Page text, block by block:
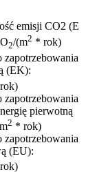
emisji CO2 (E
2/(m2 * rok)
zapotrzebowania
(EK):
zapotrzebowania
pierwotną
2 * rok)
zapotrzebowania
(EU):